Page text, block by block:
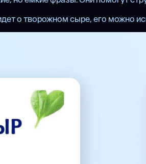
о творожном сыре, его можно